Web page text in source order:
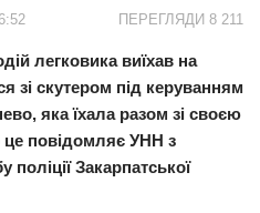
ПЕРЕГЛЯДИ 8 211
легковика виїхав на
зі скутером під керуванням
яка їхала разом зі своєю
повідомляє УНН з
Закарпатської